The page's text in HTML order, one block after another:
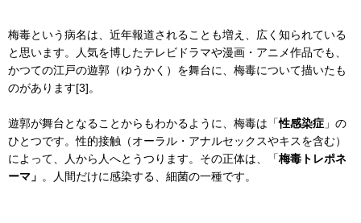
梅毒という病名は、近年報道されることも増え、広く知られている
と思います。人気を博したテレビドラマや漫画・アニメ作品でも、
かつての江戸の遊郭（ゆうかく）を舞台に、梅毒について描いたも
のがあります[3]。
遊郭が舞台となることからもわかるように、梅毒は「性感染症 」の
ひとつです。性的接触（オーラル・アナルセックスやキスを含む）
によって、人から人へとうつります。その正体は、「梅毒トレポネ
ーマ」 。人間だけに感染する、細菌の一種です。